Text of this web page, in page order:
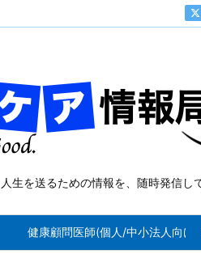
生を送るための情報を、随時発信し
健康顧問医師(個人/中小法人向け)